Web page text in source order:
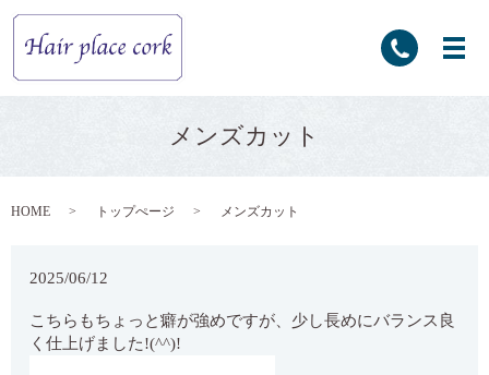
メンズカット
HOME トップぺージ メンズカット
2025/06/12
こちらもちょっと癖が強めですが、少し長めにバランス良
く仕上げました!(^^)!